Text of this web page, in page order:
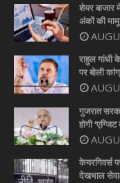
शेयर
अंकों की
राहुल गांधी
पर बोली
गुजरात
होगी
केयरगिवर्स
देखभाल